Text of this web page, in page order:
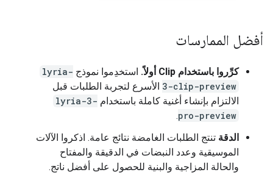
أفضل الممارسات
كرِّروا باستخدام Clip أولاً. استخدِموا نموذج lyria-
3-clip-preview الأسرع لتجربة الطلبات قبل
الالتزام بإنشاء أغنية كاملة باستخدام lyria-3-
pro-preview
.
الدقة تنتج الطلبات الغامضة نتائج عامة. اذكروا الآلات
الموسيقية وعدد النبضات في الدقيقة والمفتاح
والحالة المزاجية والبنية للحصول على أفضل ناتج.